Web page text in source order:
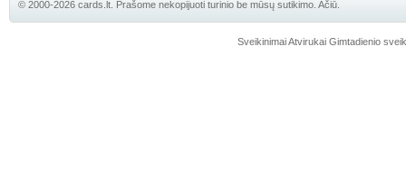
© 2000-2026 cards.lt. Prašome nekopijuoti turinio be mūsų sutikimo. Ačiū.
Sveikinimai Atvirukai Gimtadienio